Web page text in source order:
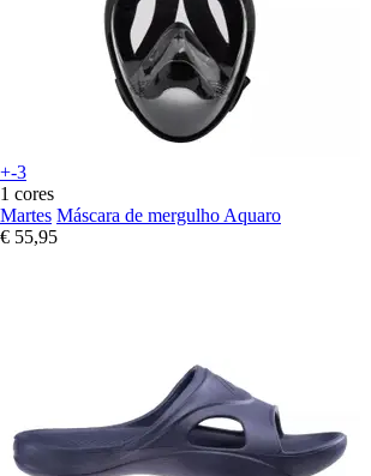
+-3
1 cores
Martes Máscara de mergulho Aquaro
€ 55,95